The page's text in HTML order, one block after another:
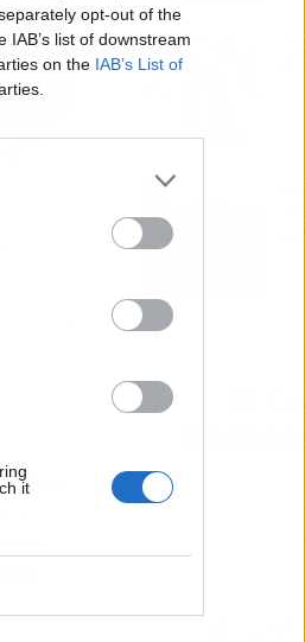
opt-out of the
list of downstream
on the IAB’s List of
it